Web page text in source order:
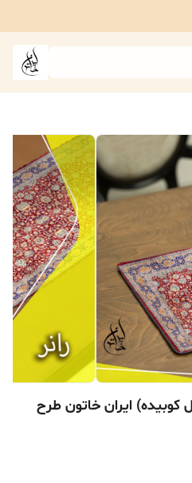
کوبیده) ایران خاتون طرح